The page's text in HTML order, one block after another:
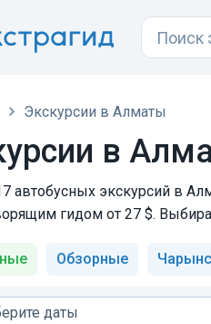
Экскурсии в Алматы
в
автобусных экскурсий в
гидом от 27 $.
Обзорные
даты